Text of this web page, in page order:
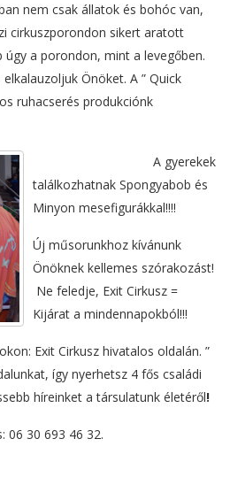
nem csak állatok és bohóc van,
cirkuszporondon sikert aratott
a porondon, mint a levegőben.
Önöket. A ” Quick
ruhacserés produkciónk
A gyerekek
találkozhatnak Spongyabob és
Minyon mesefigurákkal!!!!
Új műsorunkhoz kívánunk
Önöknek kellemes szórakozást!
Ne feledje, Exit Cirkusz =
Kijárat a mindennapokból!!!
Exit Cirkusz hivatalos oldalán. ”
így nyerhetsz 4 fős családi
híreinket a társulatunk életéről!
06 30 693 46 32.